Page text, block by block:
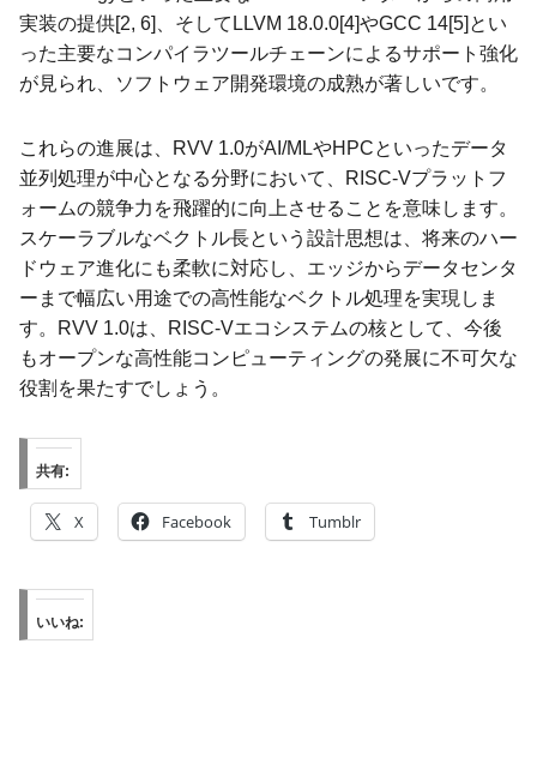
実装の提供[2, 6]、そしてLLVM 18.0.0[4]やGCC 14[5]とい
った主要なコンパイラツールチェーンによるサポート強化
が見られ、ソフトウェア開発環境の成熟が著しいです。
これらの進展は、RVV 1.0がAI/MLやHPCといったデータ
並列処理が中心となる分野において、RISC-Vプラットフ
ォームの競争力を飛躍的に向上させることを意味します。
スケーラブルなベクトル長という設計思想は、将来のハー
ドウェア進化にも柔軟に対応し、エッジからデータセンタ
ーまで幅広い用途での高性能なベクトル処理を実現しま
す。RVV 1.0は、RISC-Vエコシステムの核として、今後
もオープンな高性能コンピューティングの発展に不可欠な
役割を果たすでしょう。
共有:
X Facebook Tumblr
いいね: